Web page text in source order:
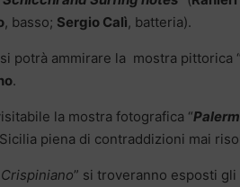
, basso; Sergio Calì, batteria).
potrà ammirare la mostra pittorica “
.
la mostra fotografica “
piena di contraddizioni mai
” si troveranno esposti gli